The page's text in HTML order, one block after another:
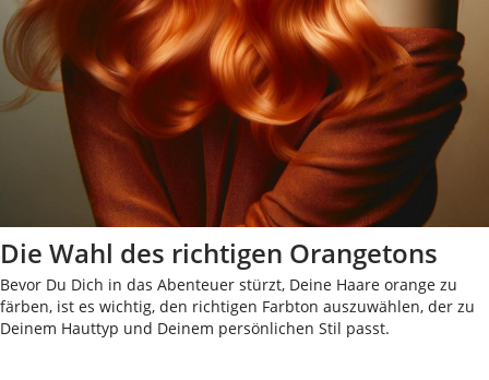
Die Wahl des richtigen Orangetons
Bevor Du Dich in das Abenteuer stürzt, Deine Haare orange zu
färben, ist es wichtig, den richtigen Farbton auszuwählen, der zu
Deinem Hauttyp und Deinem persönlichen Stil passt.